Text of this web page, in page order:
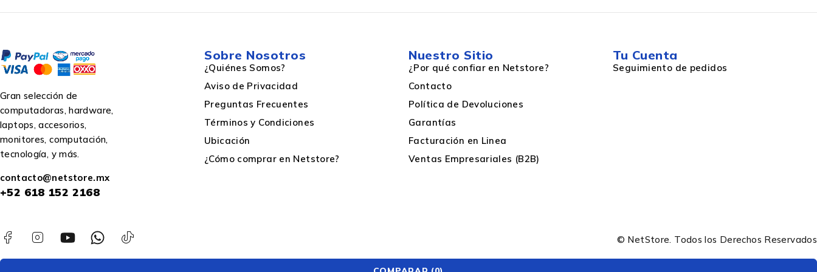
Gran selección de
computadoras, hardware,
laptops, accesorios,
monitores, computación,
tecnología, y más.
contacto@netstore.mx
+52 618 152 2168
Sobre Nosotros
¿Quiénes Somos?
Aviso de Privacidad
Preguntas Frecuentes
Términos y Condiciones
Ubicación
¿Cómo comprar en Netstore?
Nuestro Sitio
¿Por qué confiar en Netstore?
Contacto
Política de Devoluciones
Garantías
Facturación en Linea
Ventas Empresariales (B2B)
Tu Cuenta
Seguimiento de pedidos
© NetStore. Todos los Derechos Reservados